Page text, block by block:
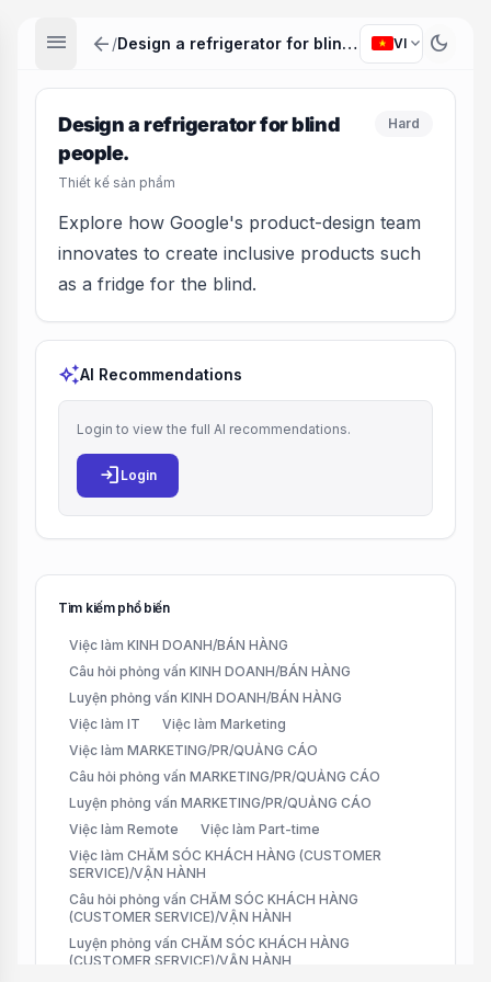
menu arrow_back / Design a refrigerator for blind people. VI expand_more dark_mode
Design a refrigerator for blind
people.
Thiết kế sản phẩm
Hard
Explore how Google's product-design team
innovates to create inclusive products such
as a fridge for the blind.
auto_awesomeAI Recommendations
Login to view the full AI recommendations.
login Login
Tìm kiếm phổ biến
Việc làm KINH DOANH/BÁN HÀNG
Câu hỏi phỏng vấn KINH DOANH/BÁN HÀNG
Luyện phỏng vấn KINH DOANH/BÁN HÀNG
Việc làm IT
Việc làm Marketing
Việc làm MARKETING/PR/QUẢNG CÁO
Câu hỏi phỏng vấn MARKETING/PR/QUẢNG CÁO
Luyện phỏng vấn MARKETING/PR/QUẢNG CÁO
Việc làm Remote
Việc làm Part-time
Việc làm CHĂM SÓC KHÁCH HÀNG (CUSTOMER
SERVICE)/VẬN HÀNH
Câu hỏi phỏng vấn CHĂM SÓC KHÁCH HÀNG
(CUSTOMER SERVICE)/VẬN HÀNH
Luyện phỏng vấn CHĂM SÓC KHÁCH HÀNG
(CUSTOMER SERVICE)/VẬN HÀNH